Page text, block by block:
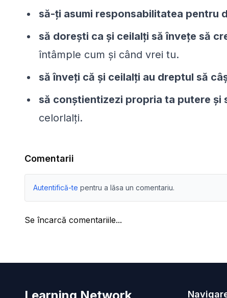
să-ţi asumi responsabilitatea pentru
să doreşti ca şi ceilalţi să înveţe să
întâmple cum şi când vrei tu.
să înveţi că şi ceilalţi au dreptul să
să conştientizezi propria ta putere
celorlalţi.
Comentarii
Autentifică-te pentru a lăsa un comentariu.
Se încarcă comentariile...